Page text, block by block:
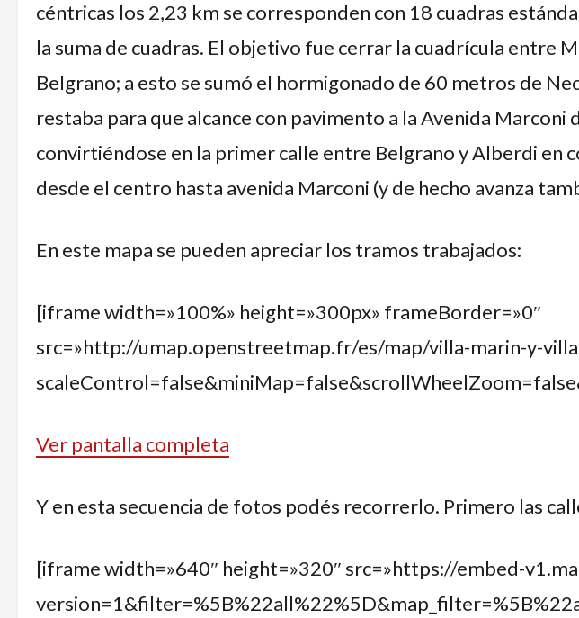
céntricas los 2,23 km se corresponden con 18 cuadras
la suma de cuadras. El objetivo fue cerrar la cuadrícula entre
Belgrano; a esto se sumó el hormigonado de 60 metros de
restaba para que alcance con pavimento a la Avenida Marconi
convirtiéndose en la primer calle entre Belgrano y Alberdi en
desde el centro hasta avenida Marconi (y de hecho avanza
En este mapa se pueden apreciar los tramos trabajados:
[iframe width=»100%» height=»300px» frameBorder=»0″
src=»http://umap.openstreetmap.fr/es/map/villa-marin-y-
Ver pantalla completa
Y en esta secuencia de fotos podés recorrerlo. Primero las
[iframe width=»640″ height=»320″ src=»https://embed-